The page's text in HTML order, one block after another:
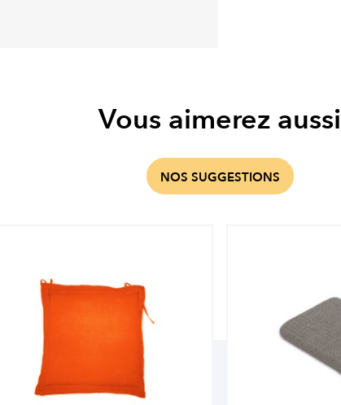
Vous aimerez aussi
NOS SUGGESTIONS